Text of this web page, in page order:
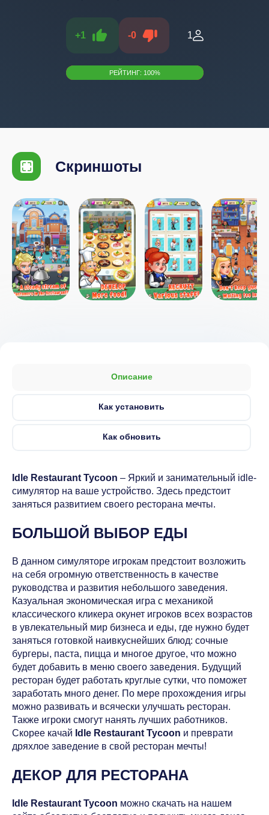
+1 -0 1
РЕЙТИНГ: 100%
Скриншоты
Описание
Как установить
Как обновить
Idle Restaurant Tycoon – Яркий и занимательный idle-
симулятор на ваше устройство. Здесь предстоит
заняться развитием своего ресторана мечты.
БОЛЬШОЙ ВЫБОР ЕДЫ
В данном симуляторе игрокам предстоит возложить
на себя огромную ответственность в качестве
руководства и развития небольшого заведения.
Казуальная экономическая игра с механикой
классического кликера окунет игроков всех возрастов
в увлекательный мир бизнеса и еды, где нужно будет
заняться готовкой наивкуснейших блюд: сочные
бургеры, паста, пицца и многое другое, что можно
будет добавить в меню своего заведения. Будущий
ресторан будет работать круглые сутки, что поможет
заработать много денег. По мере прохождения игры
можно развивать и всячески улучшать ресторан.
Также игроки смогут нанять лучших работников.
Скорее качай Idle Restaurant Tycoon и преврати
дряхлое заведение в свой ресторан мечты!
ДЕКОР ДЛЯ РЕСТОРАНА
Idle Restaurant Tycoon можно скачать на нашем